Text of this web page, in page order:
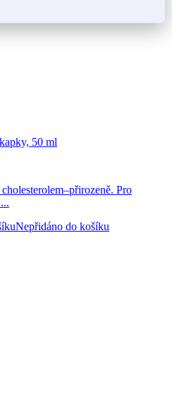
50 ml
Pro
Nepřidáno do košíku